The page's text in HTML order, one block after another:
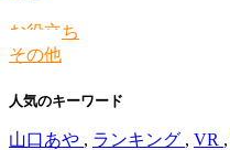
お役立ち
その他
人気のキーワード
山口あや , ランキング , VR ,